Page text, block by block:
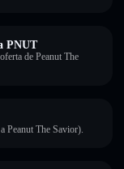
PNUT
de Peanut The
Peanut The Savior).